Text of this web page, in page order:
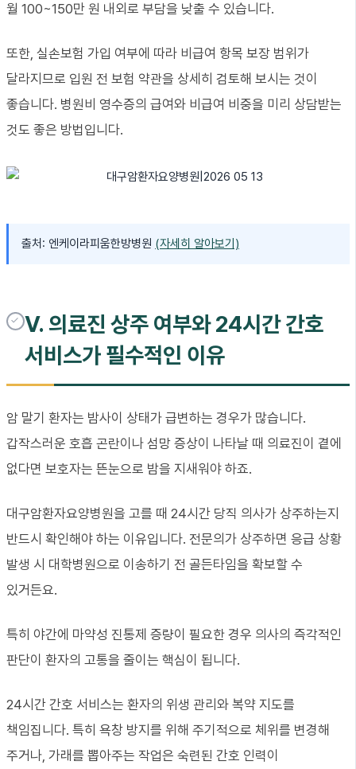
월 100~150만 원 내외로 부담을 낮출 수 있습니다.
또한, 실손보험 가입 여부에 따라 비급여 항목 보장 범위가
달라지므로 입원 전 보험 약관을 상세히 검토해 보시는 것이
좋습니다. 병원비 영수증의 급여와 비급여 비중을 미리 상담받는
것도 좋은 방법입니다.
출처: 엔케이라피움한방병원 (자세히 알아보기)
V. 의료진 상주 여부와 24시간 간호
서비스가 필수적인 이유
암 말기 환자는 밤사이 상태가 급변하는 경우가 많습니다.
갑작스러운 호흡 곤란이나 섬망 증상이 나타날 때 의료진이 곁에
없다면 보호자는 뜬눈으로 밤을 지새워야 하죠.
대구암환자요양병원을 고를 때 24시간 당직 의사가 상주하는지
반드시 확인해야 하는 이유입니다. 전문의가 상주하면 응급 상황
발생 시 대학병원으로 이송하기 전 골든타임을 확보할 수
있거든요.
특히 야간에 마약성 진통제 증량이 필요한 경우 의사의 즉각적인
판단이 환자의 고통을 줄이는 핵심이 됩니다.
24시간 간호 서비스는 환자의 위생 관리와 복약 지도를
책임집니다. 특히 욕창 방지를 위해 주기적으로 체위를 변경해
주거나, 가래를 뽑아주는 작업은 숙련된 간호 인력이